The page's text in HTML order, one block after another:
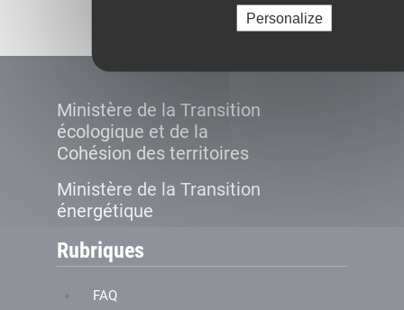
Personalize
Ministère de la Transition
écologique et de la
Cohésion des territoires
Ministère de la Transition
énergétique
Rubriques
FAQ